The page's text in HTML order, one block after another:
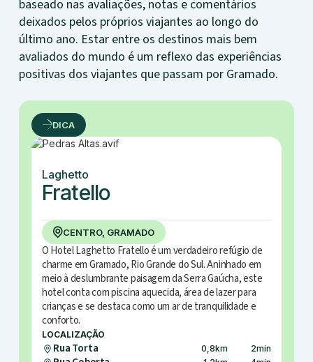
baseado nas avaliações, notas e comentários
deixados pelos próprios viajantes ao longo do
último ano. Estar entre os destinos mais bem
avaliados do mundo é um reflexo das experiências
positivas dos viajantes que passam por Gramado.
DICA
Laghetto
Fratello
CENTRO, GRAMADO
O Hotel Laghetto Fratello é um verdadeiro refúgio de
charme em Gramado, Rio Grande do Sul. Aninhado em
meio à deslumbrante paisagem da Serra Gaúcha, este
hotel conta com piscina aquecida, área de lazer para
crianças e se destaca como um ar de tranquilidade e
conforto.
LOCALIZAÇÃO
Rua Torta 0,8km 2min